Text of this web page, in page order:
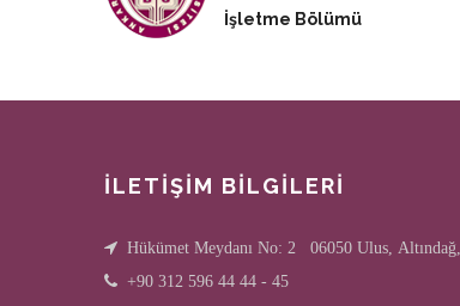
İşletme Bölümü
İLETİŞİM BİLGİLERİ
Hükümet Meydanı No: 2 06050 Ulus,
+90 312 596 44 44 - 45